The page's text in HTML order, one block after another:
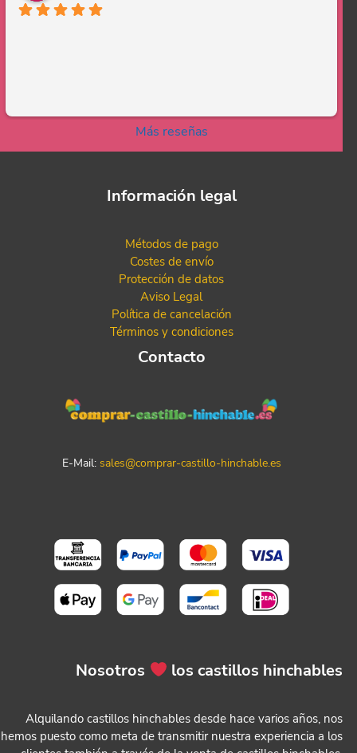
Más reseñas
Información legal
Métodos de pago
Costes de envío
Protección de datos
Aviso Legal
Política de cancelación
Términos y condiciones
Contacto
E-Mail: sales@comprar-castillo-hinchable.es
Nosotros los castillos hinchables
Alquilando castillos hinchables desde hace varios años, nos
hemos puesto como meta de transmitir nuestra experiencia a los